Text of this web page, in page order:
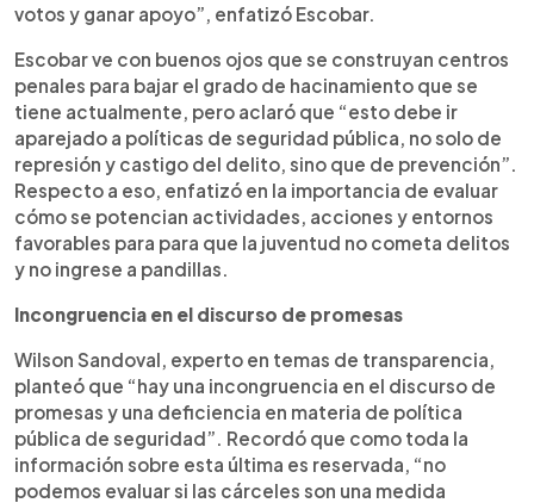
votos y ganar apoyo”, enfatizó Escobar.
Escobar ve con buenos ojos que se construyan centros
penales para bajar el grado de hacinamiento que se
tiene actualmente, pero aclaró que “esto debe ir
aparejado a políticas de seguridad pública, no solo de
represión y castigo del delito, sino que de prevención”.
Respecto a eso, enfatizó en la importancia de evaluar
cómo se potencian actividades, acciones y entornos
favorables para para que la juventud no cometa delitos
y no ingrese a pandillas.
Incongruencia en el discurso de promesas
Wilson Sandoval, experto en temas de transparencia,
planteó que “hay una incongruencia en el discurso de
promesas y una deficiencia en materia de política
pública de seguridad”. Recordó que como toda la
información sobre esta última es reservada, “no
podemos evaluar si las cárceles son una medida